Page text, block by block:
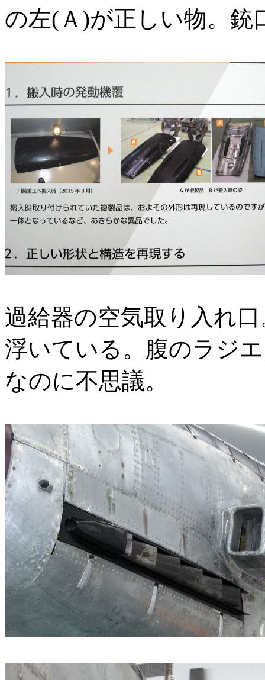
の左(Ａ)が正しい物。銃
過給器の空気取り入れ
浮いている。腹のラジ
なのに不思議。